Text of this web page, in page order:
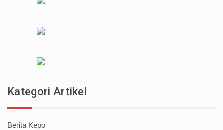
Kategori Artikel
Berita Kepo